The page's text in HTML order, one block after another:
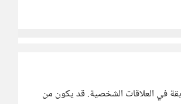
في العلاقات الشخصية. قد يكون من